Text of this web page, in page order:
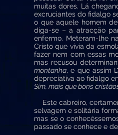
muitas dores. Lá
excruciantes do fidalgo
o que aquele homem
diga-se – a atracção
enfermo. Meteram-lhe
Cristo que vivia da
fazer nem com essas
mas recusou
montanha, e que assim
depreciativa ao fidalgo
Sim, mais que bons
Este cabreiro,
selvagem e solitária
mas se o
passado se conhece e